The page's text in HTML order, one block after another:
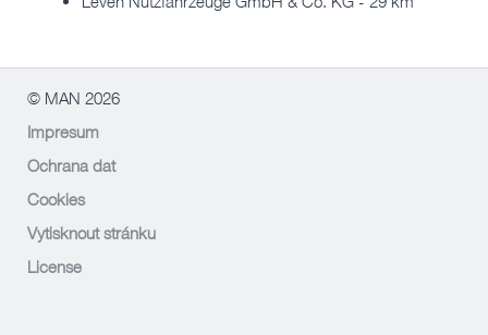
© MAN 2026
Impresum
Ochrana dat
Cookies
Vytisknout stránku
License